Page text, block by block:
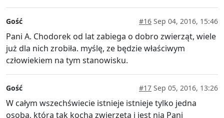
Gość #16 Sep 04, 2016, 15:46
Pani A. Chodorek od lat zabiega o dobro zwierząt, wiele
już dla nich zrobiła. myślę, ze będzie właściwym
człowiekiem na tym stanowisku.
Gość #17 Sep 05, 2016, 13:26
W całym wszechświecie istnieje istnieje tylko jedna
osoba, która tak kocha zwierzęta i jest nią Pani